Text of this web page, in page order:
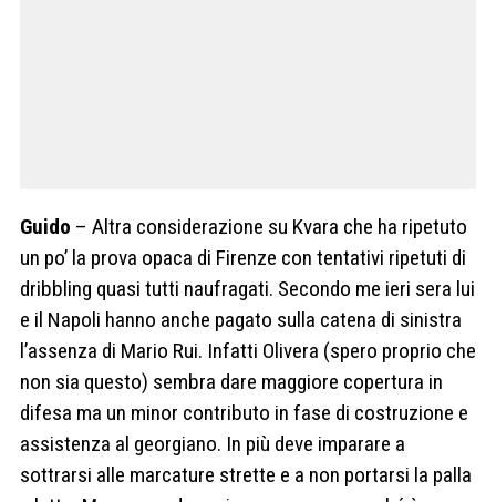
Guido – Altra considerazione su Kvara che ha ripetuto
un po’ la prova opaca di Firenze con tentativi ripetuti di
dribbling quasi tutti naufragati. Secondo me ieri sera lui
e il Napoli hanno anche pagato sulla catena di sinistra
l’assenza di Mario Rui. Infatti Olivera (spero proprio che
non sia questo) sembra dare maggiore copertura in
difesa ma un minor contributo in fase di costruzione e
assistenza al georgiano. In più deve imparare a
sottrarsi alle marcature strette e a non portarsi la palla